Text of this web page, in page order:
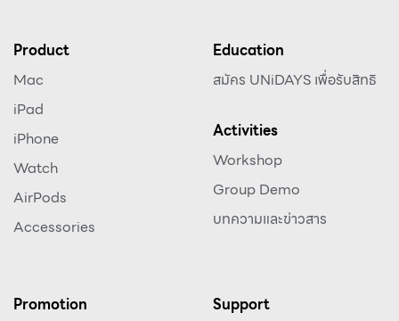
Product
Mac
iPad
iPhone
Watch
AirPods
Accessories
Education
สมัคร UNiDAYS เพื่อรับสิทธิ
Activities
Workshop
Group Demo
บทความและข่าวสาร
Promotion
Support